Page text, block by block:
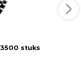
stuks